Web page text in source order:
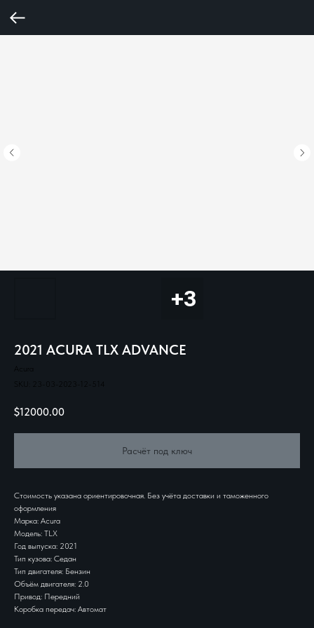
2021 ACURA TLX ADVANCE
Acura
SKU:
23-03-2023-12-514
$12000.00
Расчёт под ключ
Стоимость указана ориентировочная. Без учёта доставки и таможенного
оформления
Марка: Acura
Модель: TLX
Год выпуска: 2021
Тип кузова: Седан
Тип двигателя: Бензин
Объём двигателя: 2.0
Привод: Передний
Коробка передач: Автомат